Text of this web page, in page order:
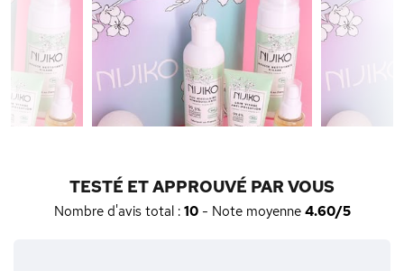
TESTÉ ET APPROUVÉ PAR VOUS
Nombre d'avis total : 10- Note moyenne 4.60/5